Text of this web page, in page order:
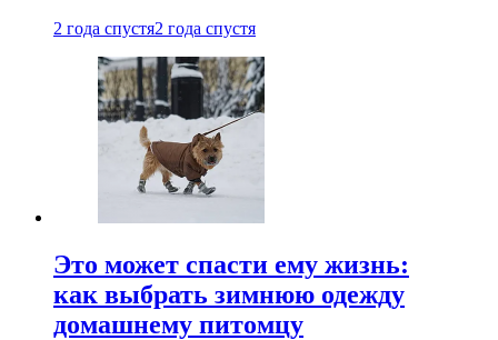
2 года спустя2 года спустя
Это может спасти ему жизнь:
как выбрать зимнюю одежду
домашнему питомцу